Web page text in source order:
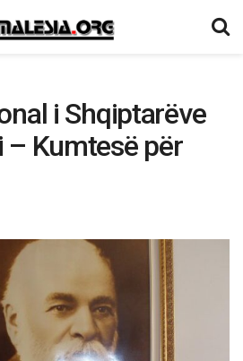
i Shqiptarëve
– Kumtesë për